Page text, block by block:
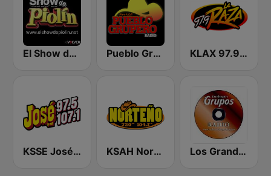
El Show de Piolín Pueblo Grupero Radio KLAX 97.9 La Raza FM
KSSE José 97.5 y 107.1 KSAH Norteño 720 y 104.1 Los Grandes Grupos Radio